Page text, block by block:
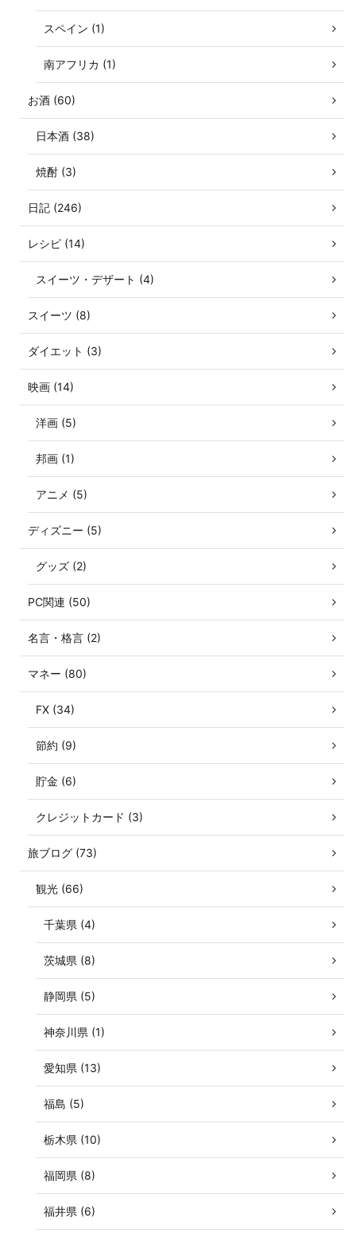
スペイン (1)
南アフリカ (1)
お酒 (60)
日本酒 (38)
焼酎 (3)
日記 (246)
レシピ (14)
スイーツ・デザート (4)
スイーツ (8)
ダイエット (3)
映画 (14)
洋画 (5)
邦画 (1)
アニメ (5)
ディズニー (5)
グッズ (2)
PC関連 (50)
名言・格言 (2)
マネー (80)
FX (34)
節約 (9)
貯金 (6)
クレジットカード (3)
旅ブログ (73)
観光 (66)
千葉県 (4)
茨城県 (8)
静岡県 (5)
神奈川県 (1)
愛知県 (13)
福島 (5)
栃木県 (10)
福岡県 (8)
福井県 (6)